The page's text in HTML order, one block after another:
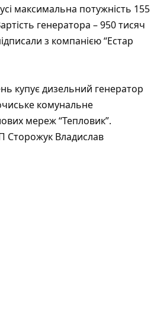
максимальна потужність 155
генератора – 950 тисяч
з компанією “Естар
купує дизельний генератор
комунальне
мереж “Тепловик”.
Сторожук Владислав